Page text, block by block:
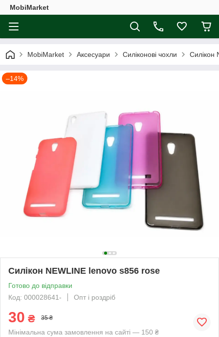
MobiMarket
MobiMarket Аксесуари Силіконові чохли Силікон
–14%
Силікон NEWLINE lenovo s856 rose
Готово до відправки
Код: 000028641-
Опт і роздріб
30 ₴ 35 ₴
Мінімальна сума замовлення на сайті — 150 ₴